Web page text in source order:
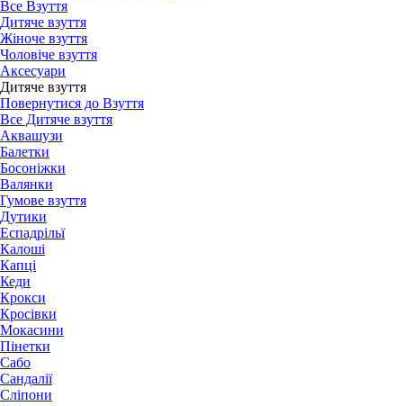
Все Взуття
Дитяче взуття
Жіноче взуття
Чоловіче взуття
Аксесуари
Дитяче взуття
Повернутися до Взуття
Все Дитяче взуття
Аквашузи
Балетки
Босоніжки
Валянки
Гумове взуття
Дутики
Еспадрільї
Калоші
Капці
Кеди
Крокси
Кросівки
Мокасини
Пінетки
Сабо
Сандалії
Сліпони